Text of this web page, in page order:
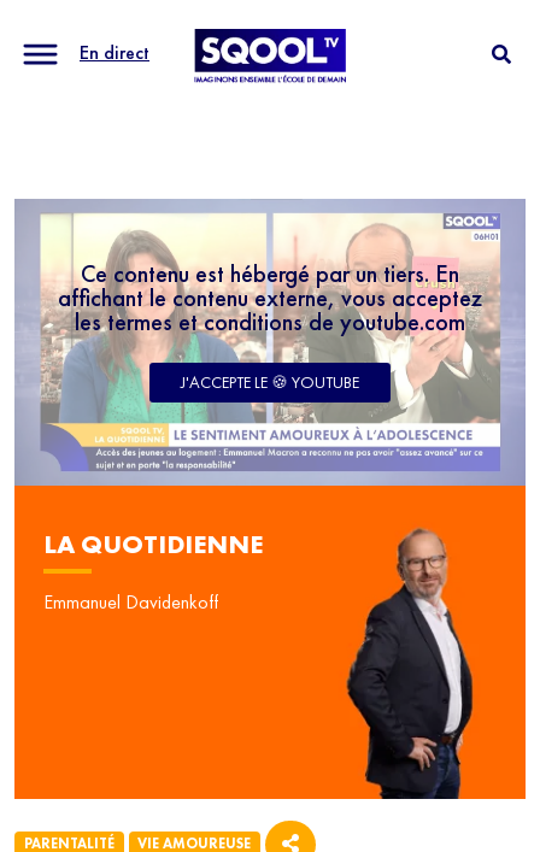
En direct
Ce contenu est hébergé par un tiers. En
affichant le contenu externe, vous acceptez
les termes et conditions de youtube.com
J'ACCEPTE LE 🍪 YOUTUBE
PARENTALITÉ VIE AMOUREUSE
LA QUOTIDIENNE
Emmanuel Davidenkoff